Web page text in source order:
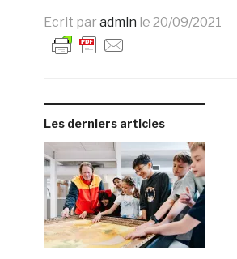
Ecrit par admin le 20/09/2021
Les derniers articles